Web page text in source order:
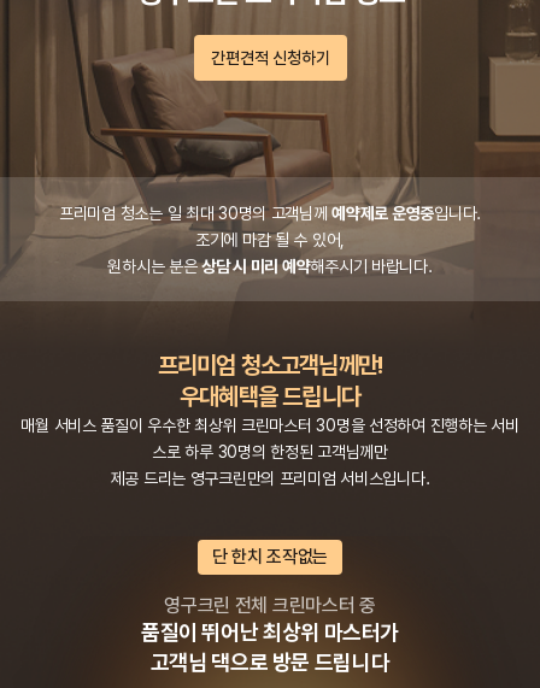
간편견적 신청하기
프리미엄 청소는 일 최대 30명의 고객님께예약제로 운영중입니다.
조기에 마감 될 수 있어,
원하시는 분은상담 시 미리 예약해주시기 바랍니다.
프리미엄 청소고객님께만!
우대혜택을 드립니다
매월 서비스 품질이 우수한 최상위 크린마스터 30명을 선정하여 진행하는 서비
스로 하루 30명의 한정된 고객님께만
제공 드리는 영구크린만의 프리미엄 서비스입니다.
단 한치 조작없는
영구크린 전체 크린마스터 중
품질이 뛰어난 최상위 마스터가
고객님 댁으로 방문 드립니다